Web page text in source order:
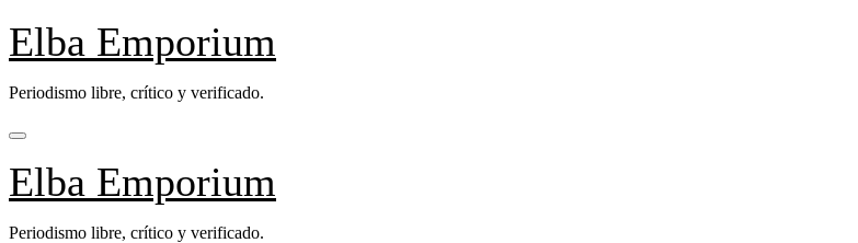
Saltar
al
contenido
Elba Emporium
Periodismo libre, crítico y verificado.
Elba Emporium
Periodismo libre, crítico y verificado.